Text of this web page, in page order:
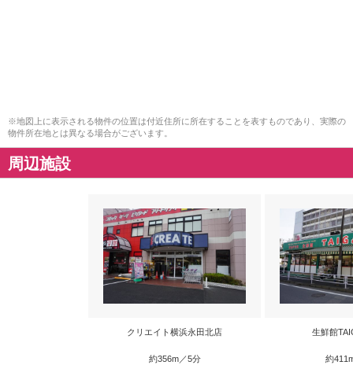
※地図上に表示される物件の位置は付近住所に所在することを表すものであり、実際の
物件所在地とは異なる場合がございます。
周辺施設
クリエイト横浜永田北店
約356m／5分
生鮮館
約